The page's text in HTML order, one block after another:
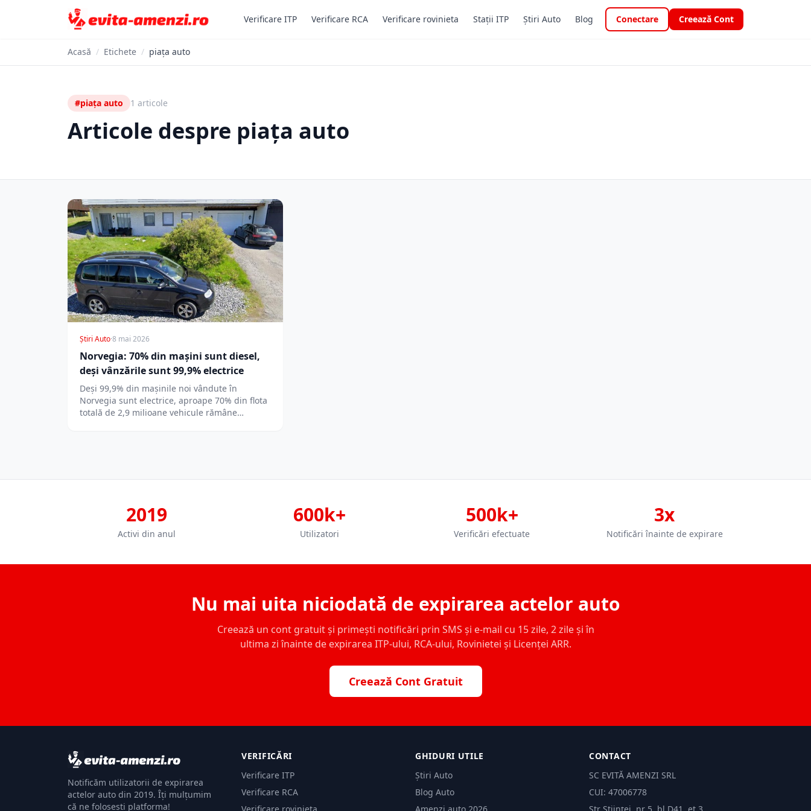
Verificare ITP Verificare RCA Verificare rovinieta Stații ITP Știri Auto Blog Conectare Creează Cont
Acasă / Etichete / piața auto
#piața auto 1 articole
Articole despre piața auto
Știri Auto·8 mai 2026
Norvegia: 70% din mașini sunt diesel,
deși vânzările sunt 99,9% electrice
Deși 99,9% din mașinile noi vândute în
Norvegia sunt electrice, aproape 70% din flota
totală de 2,9 milioane vehicule rămâne…
2019
Activi din anul
600k+
Utilizatori
500k+
Verificări efectuate
3x
Notificări înainte de expirare
Nu mai uita niciodată de expirarea actelor auto
Creează un cont gratuit și primești notificări prin SMS și e-mail cu 15 zile, 2 zile și în
ultima zi înainte de expirarea ITP-ului, RCA-ului, Rovinietei și Licenței ARR.
Creează Cont Gratuit
Notificăm utilizatorii de expirarea
actelor auto din 2019. Îți mulțumim
că ne folosești platforma!
VERIFICĂRI
Verificare ITP
Verificare RCA
Verificare rovinieta
GHIDURI UTILE
Știri Auto
Blog Auto
Amenzi auto 2026
CONTACT
SC EVITĂ AMENZI SRL
CUI: 47006778
Str Științei, nr 5, bl.D41, et 3